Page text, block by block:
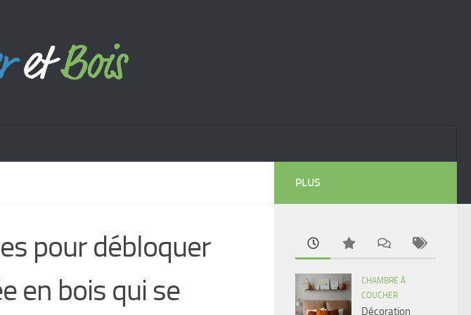
pour débloquer
en bois qui se
PLUS
CHAMBRE À
COUCHER
Décoration